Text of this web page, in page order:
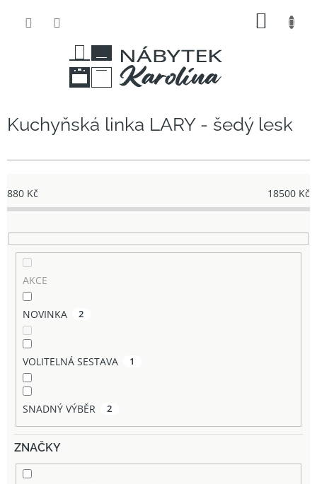
Kuchyňská linka LARY - šedý lesk
880 Kč 18500 Kč
AKCE
NOVINKA 2
VOLITELNÁ SESTAVA 1
SNADNÝ VÝBĚR 2
ZNAČKY